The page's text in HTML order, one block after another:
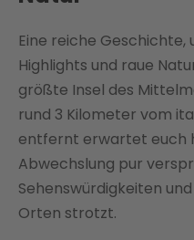
Eine reiche Geschichte,
Highlights und raue
größte Insel des
rund 3 Kilometer vom
entfernt erwartet euch
Abwechslung pur
Sehenswürdigkeiten
Orten strotzt.